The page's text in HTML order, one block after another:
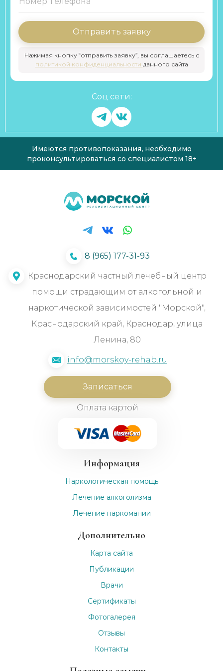
Отправить заявку
Нажимая кнопку “отправить заявку”, вы соглашаетесь с
политикой конфиденциальности данного сайта
Соц сети:
Имеются противопоказания, необходимо
проконсультироваться со специалистом 18+
8 (965) 177-31-93
Краснодарский частный лечебный центр
помощи страдающим от алкогольной и
наркотической зависимостей "Морской",
Краснодарский край, Краснодар, улица
Ленина, 80
info@morskoy-rehab.ru
Записаться
Оплата картой
Информация
Наркологическая помощь
Лечение алкоголизма
Лечение наркомании
Дополнительно
Карта сайта
Публикации
Врачи
Сертификаты
Фотогалерея
Отзывы
Контакты